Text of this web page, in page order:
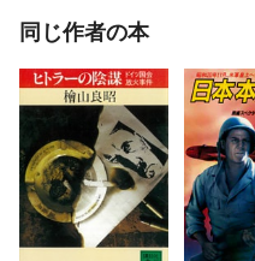
同じ作者の本